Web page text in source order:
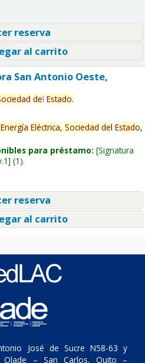
reserva
al carrito
San Antonio Oeste,
del Estado.
Energía Eléctrica, Sociedad del Estado,
para préstamo: Signatura
(1).
reserva
al carrito
José de Sucre N58-63 y
Olade – San Carlos, Quito –